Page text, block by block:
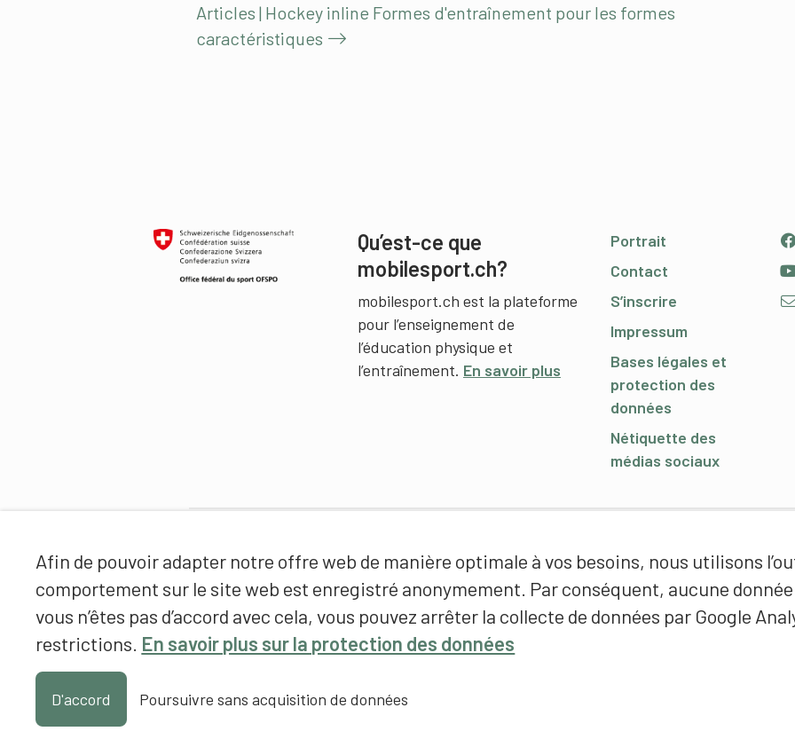
Afin de pouvoir adapter notre offre web de manière optimale à vos besoins, nous utilisons
comportement sur le site web est enregistré anonymement. Par conséquent, aucune
vous n’êtes pas d’accord avec cela, vous pouvez arrêter la collecte de données par Google
restrictions. En savoir plus sur la protection des données
D'accord Poursuivre sans acquisition de données
Articles | Hockey inline Formes d'entraînement pour les formes
caractéristiques
Qu’est-ce que
mobilesport.ch?
mobilesport.ch est la plateforme
pour l’enseignement de
l’éducation physique et
l’entraînement. En savoir plus
Portrait
Contact
S’inscrire
Impressum
Bases légales et
protection des
données
Nétiquette des
médias sociaux